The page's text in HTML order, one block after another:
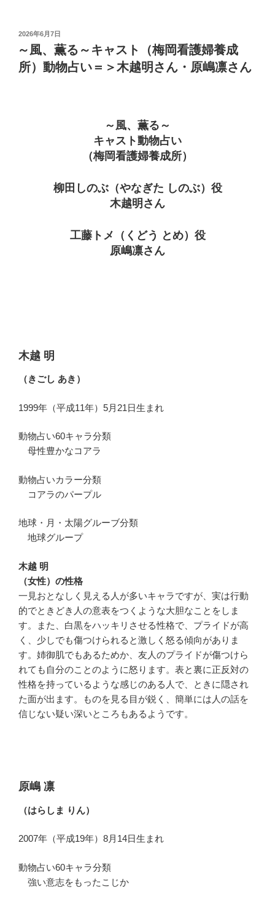
投
2026年6月7日
～風、薫る～キャスト（梅岡看護婦養成
所）動物占い＝＞木越明さん・原嶋凛さん
～風、薫る～
キャスト動物占い
（梅岡看護婦養成所）
柳田しのぶ（やなぎた しのぶ）役
木越明さん
工藤トメ（くどう とめ）役
原嶋凛さん
木越 明
（きごし あき）
1999年（平成11年）5月21日生まれ
動物占い60キャラ分類
母性豊かなコアラ
動物占いカラー分類
コアラのパープル
地球・月・太陽グルーブ分類
地球グループ
木越 明
（女性）の性格
一見おとなしく見える人が多いキャラですが、実は行動
的でときどき人の意表をつくような大胆なことをしま
す。また、白黒をハッキリさせる性格で、プライドが高
く、少しでも傷つけられると激しく怒る傾向がありま
す。姉御肌でもあるためか、友人のプライドが傷つけら
れても自分のことのように怒ります。表と裏に正反対の
性格を持っているような感じのある人で、ときに隠され
た面が出ます。ものを見る目が鋭く、簡単には人の話を
信じない疑い深いところもあるようです。
原嶋 凛
（はらしま りん）
2007年（平成19年）8月14日生まれ
動物占い60キャラ分類
強い意志をもったこじか